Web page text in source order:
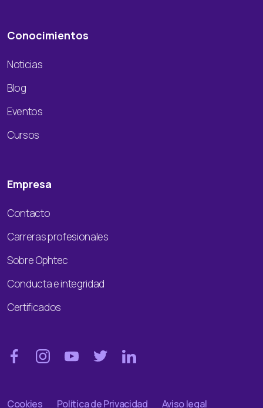
Conocimientos
Noticias
Blog
Eventos
Cursos
Empresa
Contacto
Carreras profesionales
Sobre Ophtec
Conducta e integridad
Certificados
Cookies Política de Privacidad Aviso legal